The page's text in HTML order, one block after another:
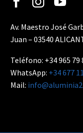
Av. Maestro José
Juan – 03540
Teléfono: +34 965 79
WhatsApp: +34 677
Mail: